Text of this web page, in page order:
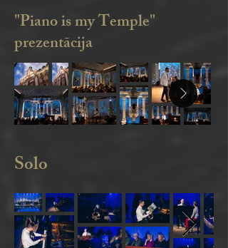
"Piano is my Temple"
prezentācija
Solo